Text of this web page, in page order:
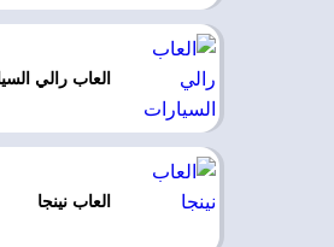
العاب رالي
العاب نينجا